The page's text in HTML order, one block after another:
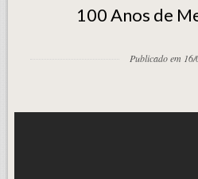
100 Anos de
Publicado em